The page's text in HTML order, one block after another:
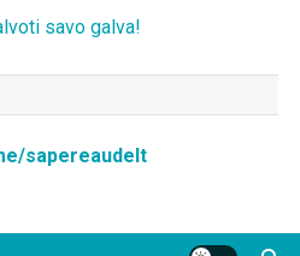
savo galva!
sapereaudelt